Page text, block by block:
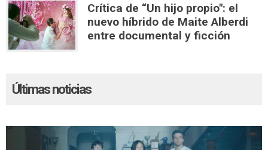
Crítica de “Un hijo propio": el
nuevo híbrido de Maite Alberdi
entre documental y ficción
Últimas noticias